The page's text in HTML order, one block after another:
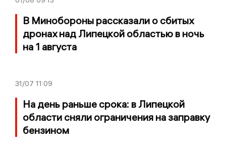
В Минобороны рассказали о сбитых
дронах над Липецкой областью в ночь
на 1 августа
31/07 11:09
На день раньше срока: в Липецкой
области сняли ограничения на заправку
бензином